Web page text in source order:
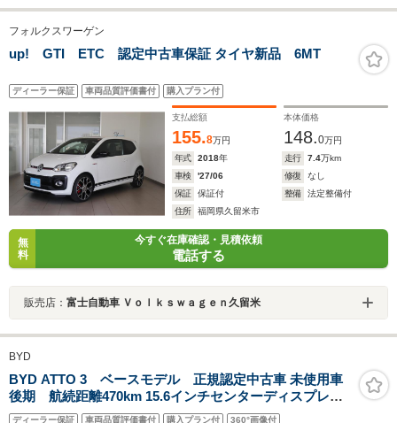
フォルクスワーゲン
up! GTI ETC 認定中古車保証 タイヤ新品 6MT
ディーラー保証 車両品質評価書付 購入プラン付
支払総額
155.8万円
本体価格
148.0万円
年式
2018年 走行 7.4万km
車検
'27/06 修復
なし
保証
保証付 整備
法定整備付
住所
福岡県久留米市
無
料
今すぐ在庫確認・見積依頼
電話する
販売店： 富士自動車 Ｖｏｌｋｓｗａｇｅｎ久留米
BYD
BYD ATTO 3 ベースモデル 正規認定中古車 未使用車
後期 航続距離470km 15.6インチセンターディスプレイ
モデル アップ車両 新車保証継承 ブラックアウトリアピラ
ディーラー保証 車両品質評価書付 購入プラン付 360°画像付